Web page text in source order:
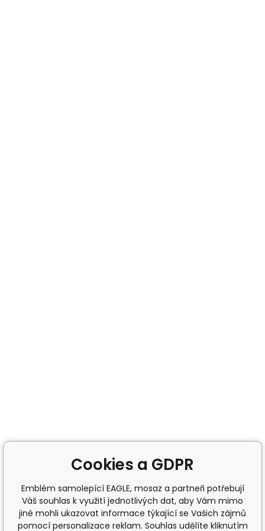
Cookies a GDPR
Emblém samolepící EAGLE, mosaz a partneři potřebují
Váš souhlas k využití jednotlivých dat, aby Vám mimo
jiné mohli ukazovat informace týkající se Vašich zájmů
pomocí personalizace reklam. Souhlas udělíte kliknutím